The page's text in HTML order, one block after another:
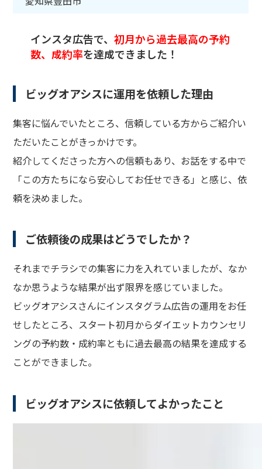
インスタ広告で、初月から過去最高の予約
数、成約率を達成できました！
ビッグオアシスに運用を依頼した理由
集客に悩んでいたところ、信頼している方からご紹介い
ただいたことがきっかけです。
紹介してくださった方への信頼もあり、お話をする中で
「この方たちになら安心してお任せできる」と感じ、依
頼を決めました。
ご依頼後の成果はどうでしたか？
それまでチラシでの集客に力を入れていましたが、なか
なか思うような結果が出ず限界を感じていました。
ビッグオアシスさんにインスタグラム広告の運用をお任
せしたところ、スタート初月からダイエットカウンセリ
ングの予約数・成約率ともに過去最高の結果を達成する
ことができました。
ビッグオアシスに依頼してよかったこと